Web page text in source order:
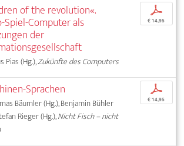
of the revolution«.
Spiel-Computer als
der
Pias (Hg.),Zukünfte des Computers
p
€ 14,95
Sprachen
Bäumler (Hg.), Benjamin Bühler
Rieger (Hg.),Nicht Fisch – nicht
p
€ 14,95